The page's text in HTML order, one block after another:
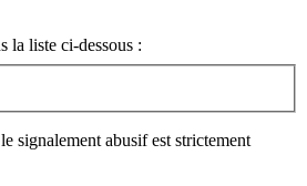
la liste ci-dessous :
signalement abusif est strictement